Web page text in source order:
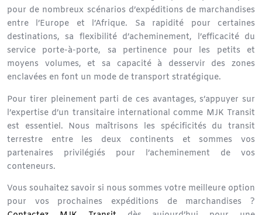
pour de nombreux scénarios d’expéditions de marchandises
entre l’Europe et l’Afrique. Sa rapidité pour certaines
destinations, sa flexibilité d’acheminement, l’efficacité du
service porte-à-porte, sa pertinence pour les petits et
moyens volumes, et sa capacité à desservir des zones
enclavées en font un mode de transport stratégique.
Pour tirer pleinement parti de ces avantages, s’appuyer sur
l’expertise d’un transitaire international comme MJK Transit
est essentiel. Nous maîtrisons les spécificités du transit
terrestre entre les deux continents et sommes vos
partenaires privilégiés pour l’acheminement de vos
conteneurs.
Vous souhaitez savoir si nous sommes votre meilleure option
pour vos prochaines expéditions de marchandises ?